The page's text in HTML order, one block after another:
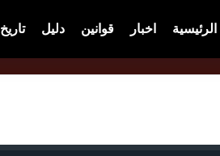
الرئيسية اخبار قوانين دليل تاريخ